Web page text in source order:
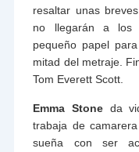
resaltar unas
no llegarán a los
pequeño papel
mitad del metraje.
Tom Everett Scott.
Emma Stone da
trabaja de
sueña con ser